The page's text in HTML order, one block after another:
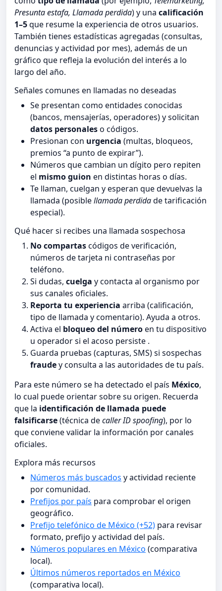
Presunta estafa, Llamada perdida) y una calificación
1–5que resume la experiencia de otros usuarios.
También tienes estadísticas agregadas (consultas,
denuncias y actividad por mes), además de un
gráfico que refleja la evolución del interés a lo
largo del año.
Señales comunes en llamadas no deseadas
Se presentan como entidades conocidas
(bancos, mensajerías, operadores) y solicitan
datos personaleso códigos.
Presionan con urgencia (multas, bloqueos,
premios “a punto de expirar”).
Números que cambian un dígito pero repiten
el mismo guion en distintas horas o días.
Te llaman, cuelgan y esperan que devuelvas la
llamada (posiblellamada perdidade tarificación
especial).
Qué hacer si recibes una llamada sospechosa
No compartascódigos de verificación,
números de tarjeta ni contraseñas por
teléfono.
Si dudas, cuelga y contacta al organismo por
sus canales oficiales.
Reporta tu experiencia arriba (calificación,
tipo de llamada y comentario). Ayuda a otros.
Activa el bloqueo del númeroen tu dispositivo
u operador si el acoso persiste .
Guarda pruebas (capturas, SMS) si sospechas
fraudey consulta a las autoridades de tu país.
Para este número se ha detectado el país México,
lo cual puede orientar sobre su origen. Recuerda
que la identificación de llamada puede
falsificarse(técnica decaller ID spoofing), por lo
que conviene validar la información por canales
oficiales.
Explora más recursos
Números más buscados y actividad reciente
por comunidad.
Prefijos por país para comprobar el origen
geográfico.
Prefijo telefónico de México (+52) para revisar
formato, prefijo y actividad del país.
Números populares en México (comparativa
local).
Últimos números reportados en México
(comparativa local).